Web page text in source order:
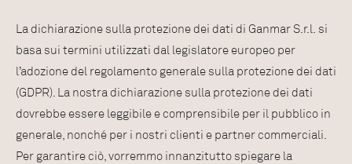
La dichiarazione sulla protezione dei dati di Ganmar S.r.l. si
basa sui termini utilizzati dal legislatore europeo per
l’adozione del regolamento generale sulla protezione dei dati
(GDPR). La nostra dichiarazione sulla protezione dei dati
dovrebbe essere leggibile e comprensibile per il pubblico in
generale, nonché per i nostri clienti e partner commerciali.
Per garantire ciò, vorremmo innanzitutto spiegare la